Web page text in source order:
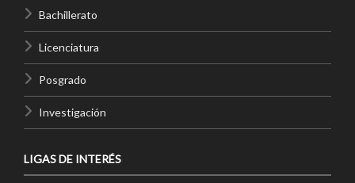
Bachillerato
Licenciatura
Posgrado
Investigación
LIGAS DE INTERÉS